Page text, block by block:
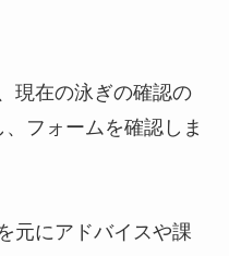
現在の泳ぎの確認の
フォームを確認しま
元にアドバイスや課